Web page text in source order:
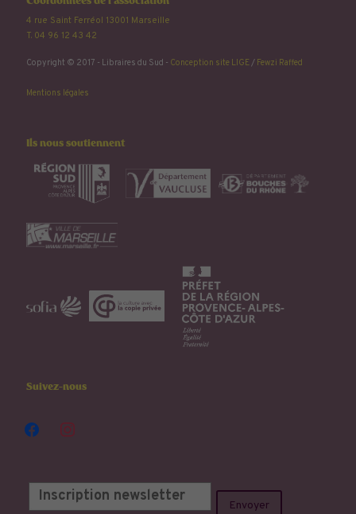
4 rue Saint Ferréol 13001 Marseille
T. 04 96 12 43 42
Copyright © 2017 - Libraires du Sud - Conception site LIGE/ Fewzi Raffed
Mentions légales
Ils nous soutiennent
Suivez-nous
facebookinstagram